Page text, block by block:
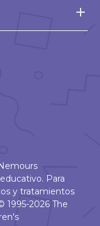
Para
y tratamientos
1995-2026 The